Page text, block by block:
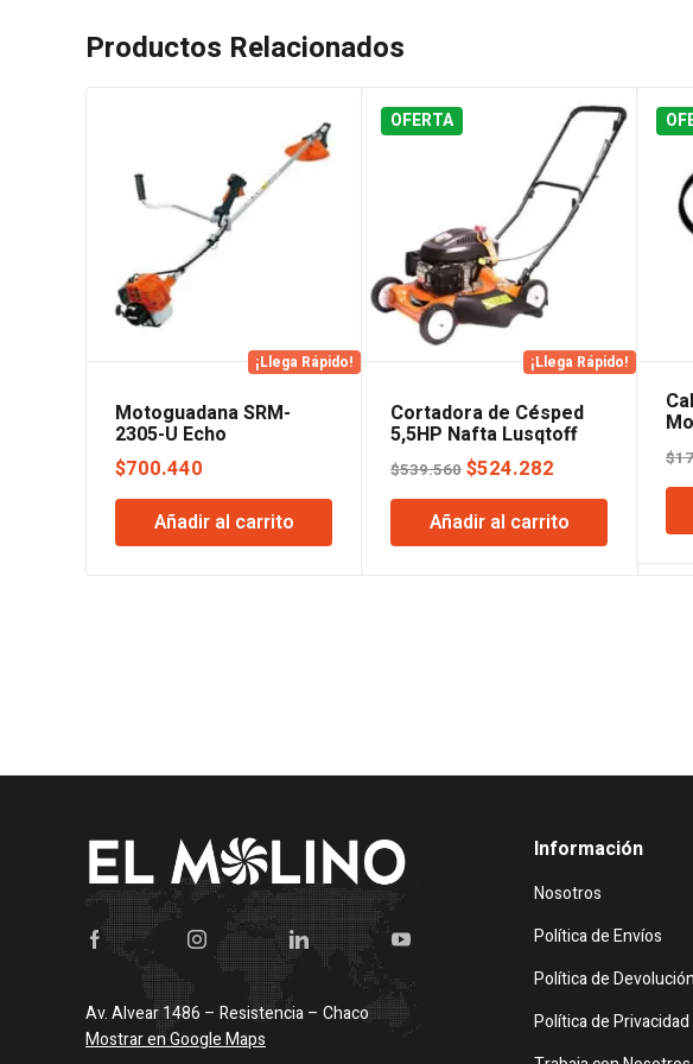
Productos Relacionados
¡Llega Rápido!
Motoguadana SRM-
2305-U Echo
$700.440
Añadir al carrito
OFERTA
¡Llega Rápido!
Cortadora de Césped
5,5HP Nafta Lusqtoff
$539.560 El
precio
original
era:
$524.282
precio
actual
es:
Añadir al carrito
$
Av. Alvear 1486 – Resistencia – Chaco
Mostrar en Google Maps
Información
Nosotros
Política de Envíos
Política de Devolución
Política de Privacidad